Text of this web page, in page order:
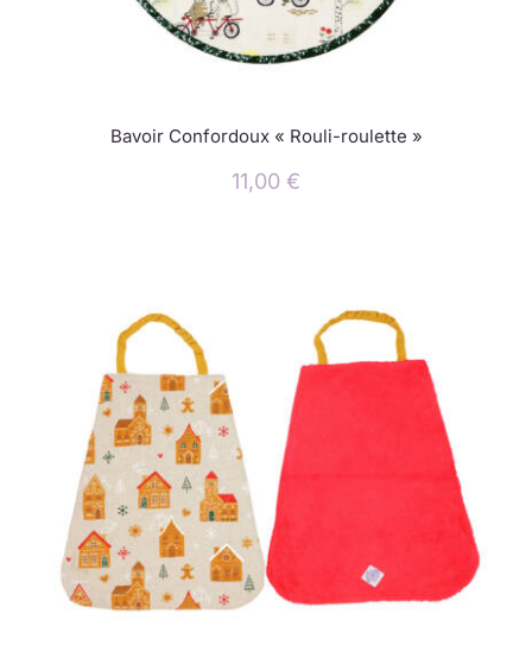
Bavoir Confordoux « Rouli-roulette »
11,00 €